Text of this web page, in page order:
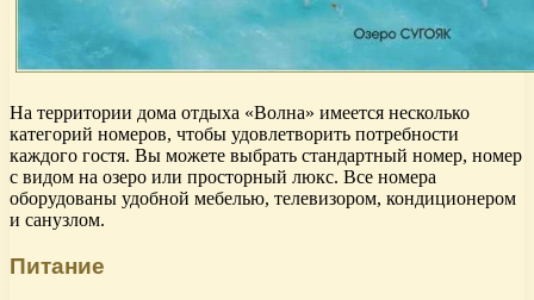
На территории дома отдыха «Волна» имеется несколько
категорий номеров, чтобы удовлетворить потребности
каждого гостя. Вы можете выбрать стандартный номер, номер
с видом на озеро или просторный люкс. Все номера
оборудованы удобной мебелью, телевизором, кондиционером
и санузлом.
Питание